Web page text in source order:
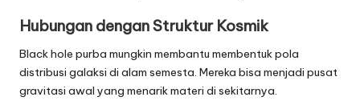
Hubungan dengan Struktur Kosmik
Black hole purba mungkin membantu membentuk pola
distribusi galaksi di alam semesta. Mereka bisa menjadi pusat
gravitasi awal yang menarik materi di sekitarnya.